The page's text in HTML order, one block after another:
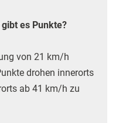
gibt es Punkte?
von 21 km/h
drohen innerorts
ab 41 km/h zu